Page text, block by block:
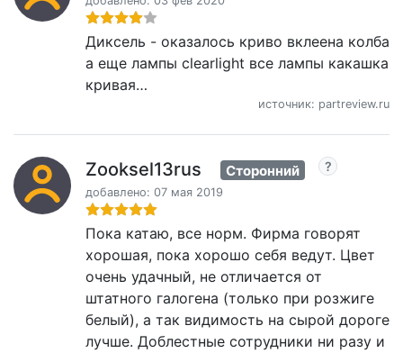
Диксель - оказалось криво вклеена колба
а еще лампы clearlight все лампы какашка
кривая…
источник: partreview.ru
Zooksel13rus Сторонний
добавлено: 07 мая 2019
Пока катаю, все норм. Фирма говорят
хорошая, пока хорошо себя ведут. Цвет
очень удачный, не отличается от
штатного галогена (только при розжиге
белый), а так видимость на сырой дороге
лучше. Доблестные сотрудники ни разу и